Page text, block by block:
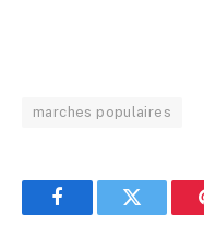
marches populaires
FacebookTwitter